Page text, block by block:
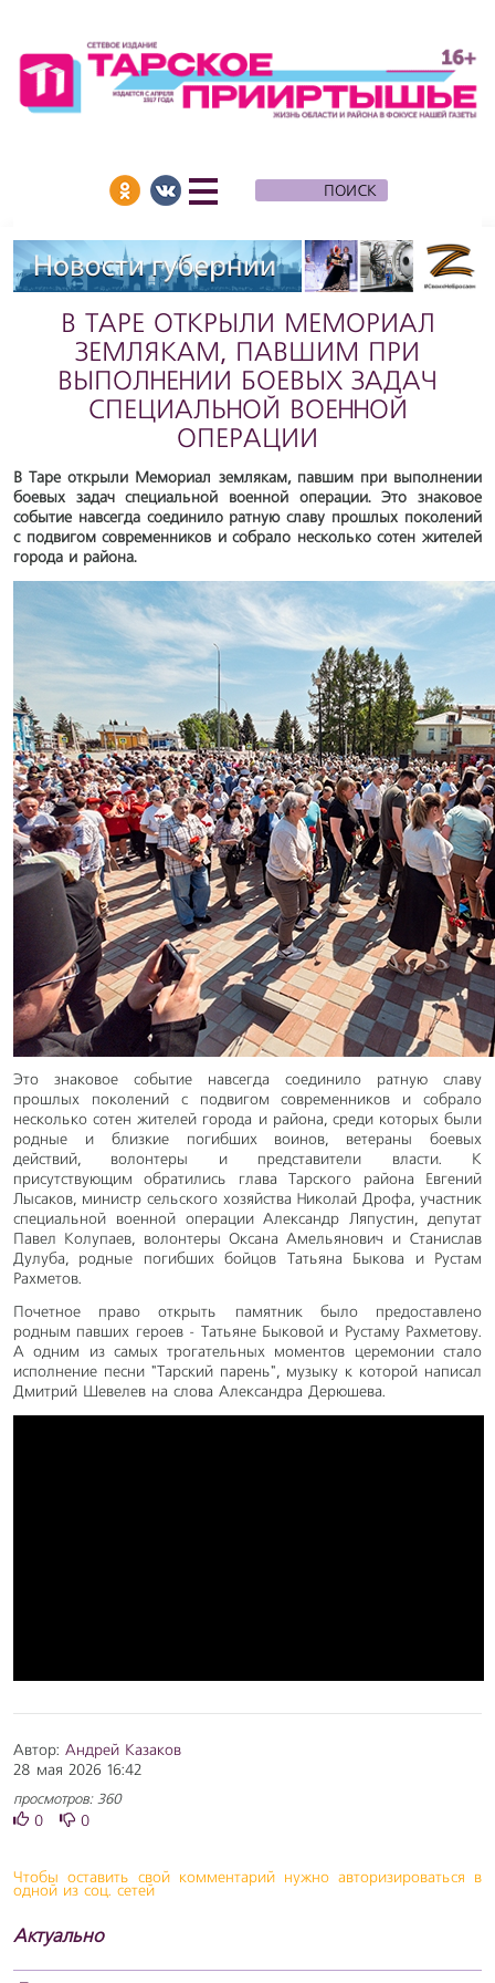
В ТАРЕ ОТКРЫЛИ МЕМОРИАЛ
ЗЕМЛЯКАМ, ПАВШИМ ПРИ
ВЫПОЛНЕНИИ БОЕВЫХ ЗАДАЧ
СПЕЦИАЛЬНОЙ ВОЕННОЙ
ОПЕРАЦИИ
В Таре открыли Мемориал землякам, павшим при выполнении
боевых задач специальной военной операции. Это знаковое
событие навсегда соединило ратную славу прошлых поколений
с подвигом современников и собрало несколько сотен жителей
города и района.
Это знаковое событие навсегда соединило ратную славу
прошлых поколений с подвигом современников и собрало
несколько сотен жителей города и района, среди которых были
родные и близкие погибших воинов, ветераны боевых
действий, волонтеры и представители власти. К
присутствующим обратились глава Тарского района Евгений
Лысаков, министр сельского хозяйства Николай Дрофа, участник
специальной военной операции Александр Ляпустин, депутат
Павел Колупаев, волонтеры Оксана Амельянович и Станислав
Дулуба, родные погибших бойцов Татьяна Быкова и Рустам
Рахметов.
Почетное право открыть памятник было предоставлено
родным павших героев - Татьяне Быковой и Рустаму Рахметову.
А одним из самых трогательных моментов церемонии стало
исполнение песни "Тарский парень", музыку к которой написал
Дмитрий Шевелев на слова Александра Дерюшева.
Автор: Андрей Казаков
28 мая 2026 16:42
просмотров: 360
0 0
Чтобы оставить свой комментарий нужно авторизироваться в
одной из соц. сетей
Актуально